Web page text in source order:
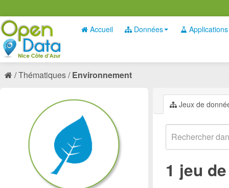
Accueil Données Applications
Thématiques Environnement
Jeux de
1 jeu